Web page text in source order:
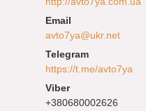
avto7ya@ukr.net
https://t.me/avto7ya
+380680002626